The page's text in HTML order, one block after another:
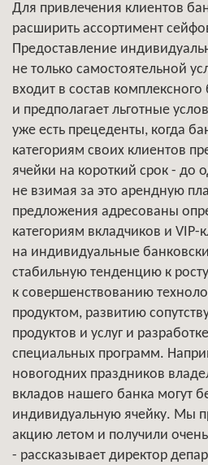
Для привлечения клиентов
расширить ассортимент
Предоставление
не только самостоятельной
входит в состав комплексного
и предполагает льготные
уже есть прецеденты, когда
категориям своих клиентов
ячейки на короткий срок - до
не взимая за это арендную
предложения адресованы
категориям вкладчиков и
на индивидуальные
стабильную тенденцию к
к совершенствованию
продуктом, развитию
продуктов и услуг и
специальных программ.
новогодних праздников
вкладов нашего банка могут
индивидуальную ячейку. Мы
акцию летом и получили
- рассказывает директор